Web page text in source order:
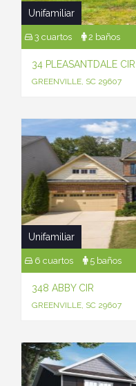
Unifamiliar
3 cuartos 2 baños
34 PLEASANTDALE CIR
GREENVILLE, SC 29607
Unifamiliar
6 cuartos 5 baños
348 ABBY CIR
GREENVILLE, SC 29607